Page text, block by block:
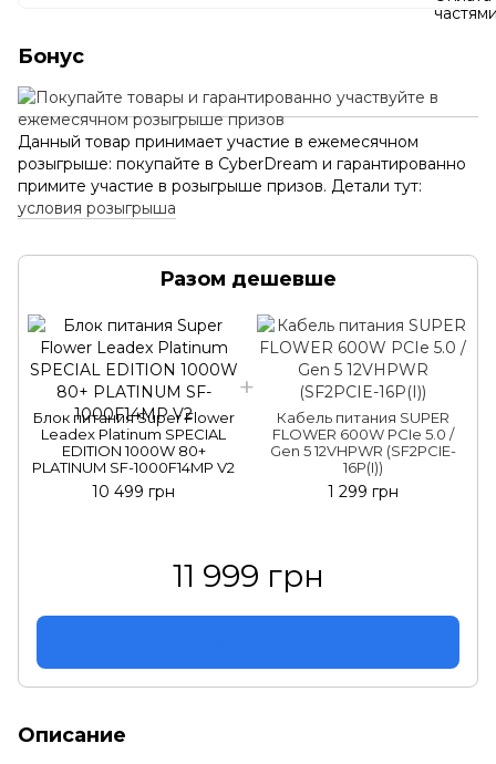
Бонус
Данный товар принимает участие в ежемесячном
розыгрыше: покупайте в CyberDream и гарантированно
примите участие в розыгрыше призов. Детали тут:
условия розыгрыша
Разом дешевше
Блок питания Super Flower
Leadex Platinum SPECIAL
EDITION 1000W 80+
PLATINUM SF-1000F14MP V2
10 499 грн
Кабель питания SUPER
FLOWER 600W PCIe 5.0 /
Gen 5 12VHPWR (SF2PCIE-
16P(I))
1 299 грн
11 999 грн
Описание